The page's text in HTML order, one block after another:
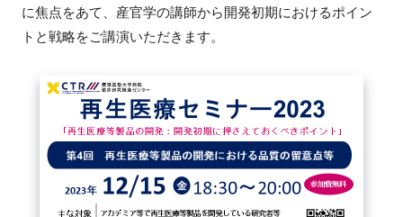
LINK-Jを知る
施設・アクセス
に焦点をあて、産官学の講師から開発初期におけるポイン
トと戦略をご講演いただきます。